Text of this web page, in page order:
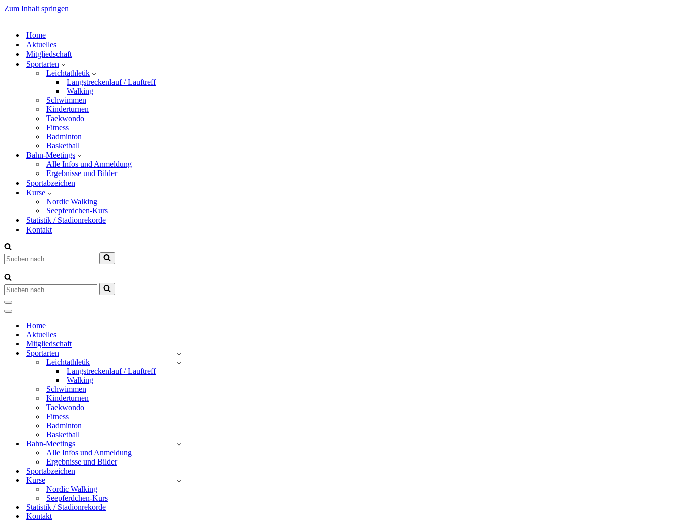
Zum Inhalt springen
Home
Aktuelles
Mitgliedschaft
Sportarten
Leichtathletik
Langstreckenlauf / Lauftreff
Walking
Schwimmen
Kinderturnen
Taekwondo
Fitness
Badminton
Basketball
Bahn-Meetings
Alle Infos und Anmeldung
Ergebnisse und Bilder
Sportabzeichen
Kurse
Nordic Walking
Seepferdchen-Kurs
Statistik / Stadionrekorde
Kontakt
Suchen
nach …
Suchen
nach …
Navigationsmenü
Navigationsmenü
Home
Aktuelles
Mitgliedschaft
Sportarten
Leichtathletik
Langstreckenlauf / Lauftreff
Walking
Schwimmen
Kinderturnen
Taekwondo
Fitness
Badminton
Basketball
Bahn-Meetings
Alle Infos und Anmeldung
Ergebnisse und Bilder
Sportabzeichen
Kurse
Nordic Walking
Seepferdchen-Kurs
Statistik / Stadionrekorde
Kontakt